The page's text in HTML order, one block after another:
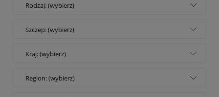
Rodzaj: (wybierz)
Szczep: (wybierz)
Kraj: (wybierz)
Region: (wybierz)